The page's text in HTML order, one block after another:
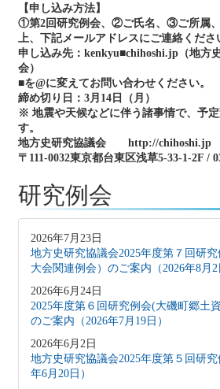
【申し込み方法】
①第2回研究例会、②ご氏名、③ご所属
上、下記メールアドレスにご連絡くださ
申し込み先：kenkyu■chihoshi.jp（地方
会）
■を@に変えてお問い合わせください。
締め切り日：3月14日（月）
※ 地震や天候などに伴う諸事情で、予
す。
地方史研究協議会 http://chihoshi.jp
〒111‐0032東京都台東区浅草5-33-1-2F /
研究例会
2026年7月23日
地方史研究協議会2025年度第７回研
大会関連例会）のご案内（2026年8月2
2026年6月24日
2025年度第６回研究例会(大磯町郷土
のご案内（2026年7月19日）
2026年6月2日
地方史研究協議会2025年度第５回研
年6月20日）